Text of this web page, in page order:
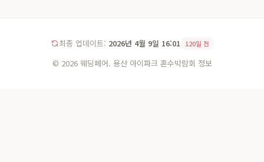
최종 업데이트: 2026년 4월 9일 16:01 120일 전
© 2026 웨딩페어. 용산 아이파크 혼수박람회 정보